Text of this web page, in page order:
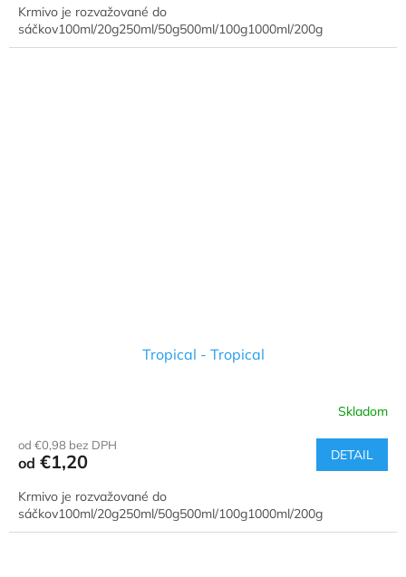
Krmivo je rozvažované do
sáčkov100ml/20g250ml/50g500ml/100g1000ml/200g
Tropical - Tropical
Skladom
od €0,98 bez DPH
od €1,20 DETAIL
Krmivo je rozvažované do
sáčkov100ml/20g250ml/50g500ml/100g1000ml/200g